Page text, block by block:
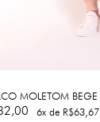
MOLETOM BEGE
6x de R$63,67